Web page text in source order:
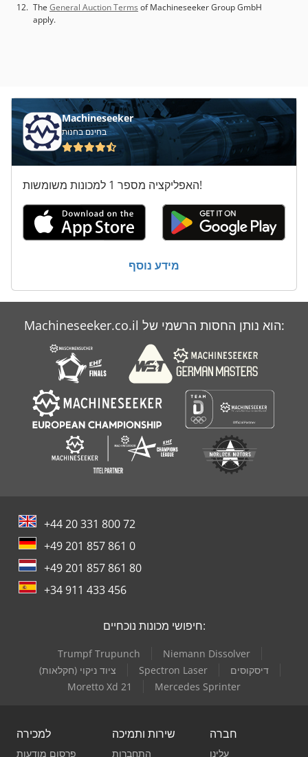
The General Auction Terms of Machineseeker Group GmbH
apply.
Machineseeker
בחינם בחנות
האפליקציה מספר 1 למכונות משומשות!
מידע נוסף
Machineseeker.co.il הוא נותן החסות הרשמי של:
+44 20 331 800 72
+49 201 857 861 0
+49 201 857 861 80
+34 911 433 456
חיפושי מכונות נוכחיים:
Trumpf Trupunch
Niemann Dissolver
ציוד ניקוי (חקלאות)
Spectron Laser
דיסקוסים
Moretto Xd 21
Mercedes Sprinter
למכירה
פרסום מודעות
שירות ותמיכה
התחברות
חברה
עלינו